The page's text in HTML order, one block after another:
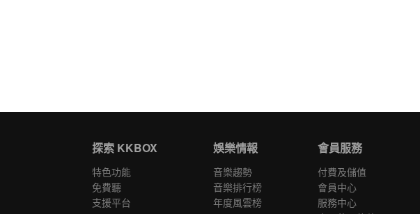
探索 KKBOX
特色功能
免費聽
支援平台
娛樂情報
音樂趨勢
音樂排行榜
年度風雲榜
會員服務
付費及儲值
會員中心
服務中心